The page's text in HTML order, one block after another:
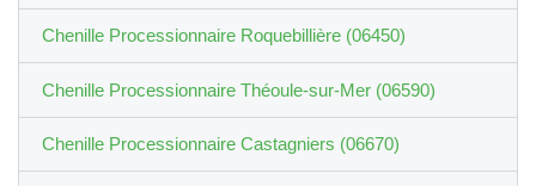
Chenille Processionnaire Roquebillière (06450)
Chenille Processionnaire Théoule-sur-Mer (06590)
Chenille Processionnaire Castagniers (06670)